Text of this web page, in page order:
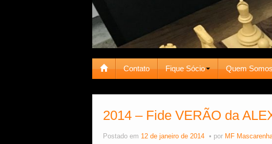
Contato Fique Sócio Quem
2014 – Fide VERÃO da
Postado em 12 de janeiro de 2014 por MF